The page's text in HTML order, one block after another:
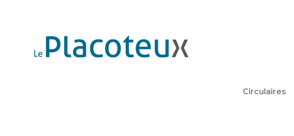
Circulaires